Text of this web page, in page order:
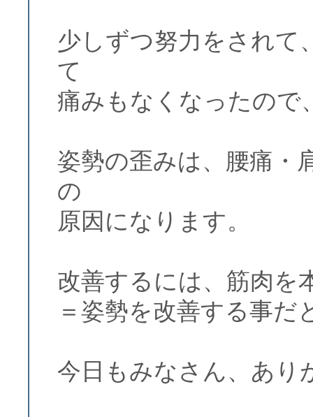
少しずつ努力をされて
て
痛みもなくなったので
姿勢の歪みは、腰痛・
の
原因になります。
改善するには、筋肉を
＝姿勢を改善する事だ
今日もみなさん、あり